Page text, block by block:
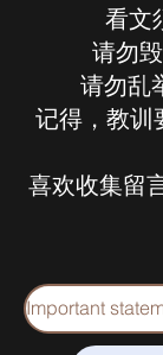
看文
请勿
请勿乱
记得，教训
喜欢收集留